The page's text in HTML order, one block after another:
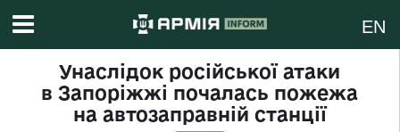
EN
Унаслідок російської атаки
в Запоріжжі почалась пожежа
на автозаправній станції